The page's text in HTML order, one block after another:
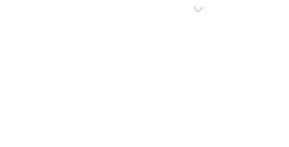
Алиэкспресс и что делать?